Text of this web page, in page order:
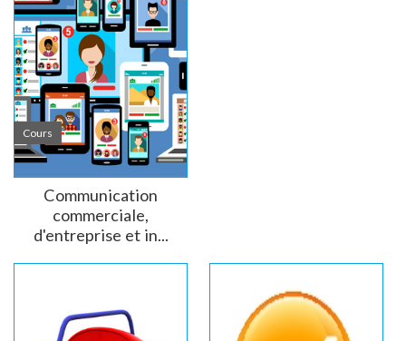
Cours
Communication
commerciale,
d'entreprise et in...